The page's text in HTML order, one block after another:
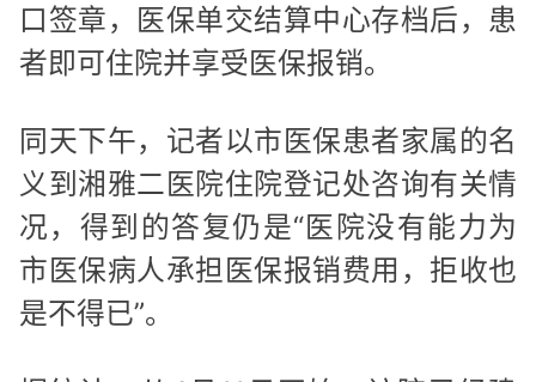
口签章，医保单交结算中心存档后，患
者即可住院并享受医保报销。
同天下午，记者以市医保患者家属的名
义到湘雅二医院住院登记处咨询有关情
况，得到的答复仍是“医院没有能力为
市医保病人承担医保报销费用，拒收也
是不得已”。